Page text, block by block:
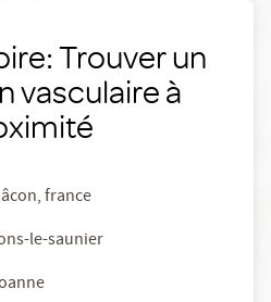
Trouver un
vasculaire à
france
le-saunier